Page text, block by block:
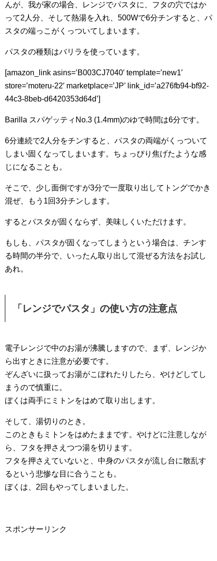
んが、我が家の場合、レンジでパスタに、フタの穴ではか
って2人分、そして熱湯を入れ、500Wで6分チンすると、パ
スタの端っこがくっついてしまいます。
パスタの種類はバリラを使っています。
[amazon_link asins=’B003CJ7040′ template=’new1′
store=’moteru-22′ marketplace=’JP’ link_id=’a276fb94-bf92-
44c3-8beb-d6420353d64d’]
Barilla スパゲッティNo.3 (1.4mm)のゆで時間は6分です。
6分連続で2人分をチンすると、パスタの両端がくっついて
しまい固くなってしまいます。ちょっぴり焦げたような感
じになることも。
そこで、少し面倒ですが3分で一度取り出してトングでかき
混ぜ、もう1回3分チンします。
するとパスタが固くならず、美味しくいただけます。
もしも、パスタが固くなってしまうという場合は、チンす
る時間の半分で、いったん取り出して混ぜる方法をお試し
あれ。
「レンジでパスタ」の使い方の注意点
電子レンジで中のお湯が沸騰しますので、まず、レンジか
ら出すときに注意が必要です。
ぞんざいに扱ってお湯がこぼれたりしたら、やけどしてし
まうので慎重に。
ぼくは両手にミトンをはめて取り出します。
そして、湯切りのとき。
このときもミトンをはめたままです。やけどに注意しなが
ら、フタを押さえつつ湯を切ります。
フタを押さえていないと、中身のパスタが流し台に散乱す
るという悲惨な目に合うことも。
ぼくは、2回もやってしまいました。
スポンサーリンク